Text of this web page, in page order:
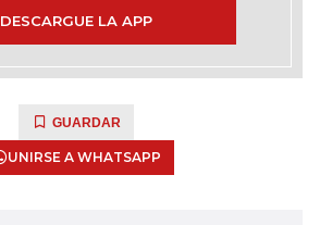
DESCARGUE LA APP
GUARDAR
UNIRSE A WHATSAPP